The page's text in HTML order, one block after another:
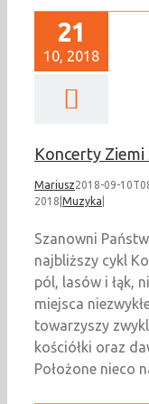
21
10, 2018
Koncerty Ziemi
Mariusz2018-09-
2018 Muzyka
Szanowni
najbliższy cykl
pól, lasów i łąk,
miejsca
towarzyszy
kościółki oraz
Położone nieco